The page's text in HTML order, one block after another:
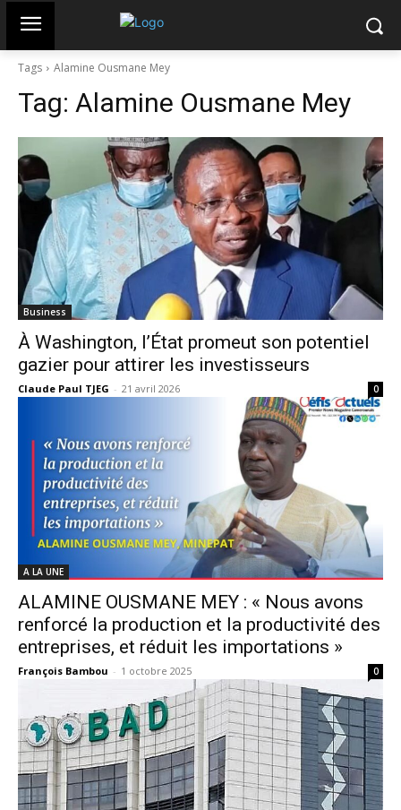
Tags Alamine Ousmane Mey
Tag: Alamine Ousmane Mey
Business
À Washington, l’État promeut son potentiel
gazier pour attirer les investisseurs
Claude Paul TJEG - 21 avril 2026 0
A LA UNE
ALAMINE OUSMANE MEY : « Nous avons
renforcé la production et la productivité des
entreprises, et réduit les importations »
François Bambou - 1 octobre 2025 0